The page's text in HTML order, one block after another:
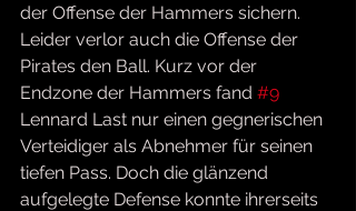
der Offense der Hammers sichern.
Leider verlor auch die Offense der
Pirates den Ball. Kurz vor der
Endzone der Hammers fand #9
Lennard Last nur einen gegnerischen
Verteidiger als Abnehmer für seinen
tiefen Pass. Doch die glänzend
aufgelegte Defense konnte ihrerseits